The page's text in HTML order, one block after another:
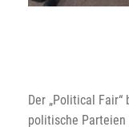
Der „Political
politische